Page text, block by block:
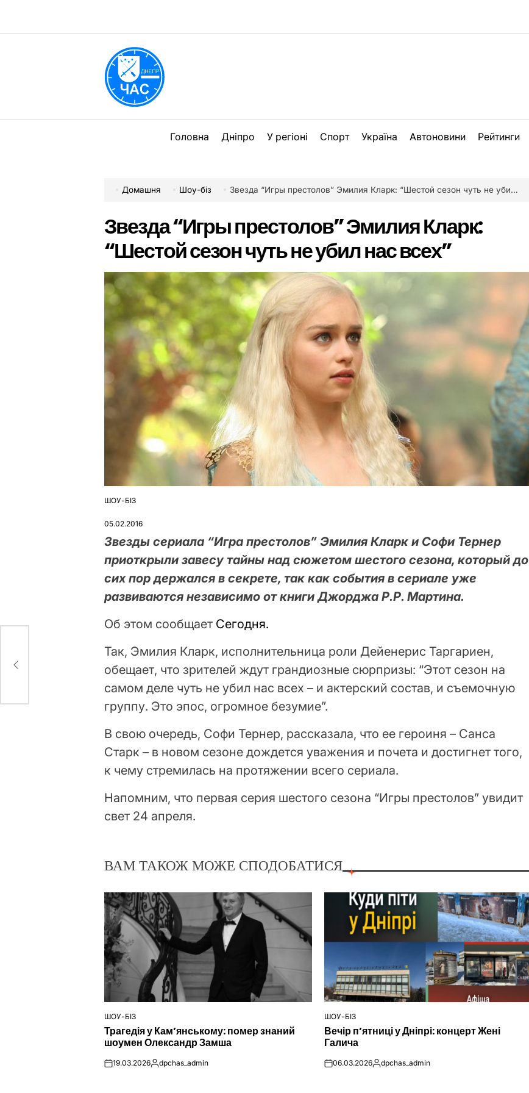
вмісту
Головна Дніпро У регіоні Спорт Україна Автоновини Рейтинги
Домашня Шоу-біз Звезда “Игры престолов” Эмилия Кларк: “Шестой сезон чуть не убил нас всех”
Звезда “Игры престолов” Эмилия Кларк:
“Шестой сезон чуть не убил нас всех”
ОПУБЛІКУВАТИ
ШОУ-БІЗ
05.02.2016
Звезды сериала “Игра престолов” Эмилия Кларк и Софи Тернер
приоткрыли завесу тайны над сюжетом шестого сезона, который до
сих пор держался в секрете, так как события в сериале уже
развиваются независимо от книги Джорджа Р.Р. Мартина.
Об этом сообщает Сегодня.
Так, Эмилия Кларк, исполнительница роли Дейенерис Таргариен,
обещает, что зрителей ждут грандиозные сюрпризы: “Этот сезон на
самом деле чуть не убил нас всех – и актерский состав, и съемочную
группу. Это эпос, огромное безумие”.
В свою очередь, Софи Тернер, рассказала, что ее героиня – Санса
Старк – в новом сезоне дождется уважения и почета и достигнет того,
к чему стремилась на протяжении всего сериала.
Напомним, что первая серия шестого сезона “Игры престолов” увидит
свет 24 апреля.
ВАМ ТАКОЖ МОЖЕ СПОДОБАТИСЯ
ОПУБЛІКУВАТИ
ШОУ-БІЗ
Трагедія у Кам’янському: помер знаний
шоумен Олександр Замша
on19.03.2026Опубліковано
dpchas_admin
ОПУБЛІКУВАТИ
У
ШОУ-БІЗ
Вечір п’ятниці у Дніпрі: концерт Жені
Галича
on06.03.2026Опубліковано
dpchas_admin